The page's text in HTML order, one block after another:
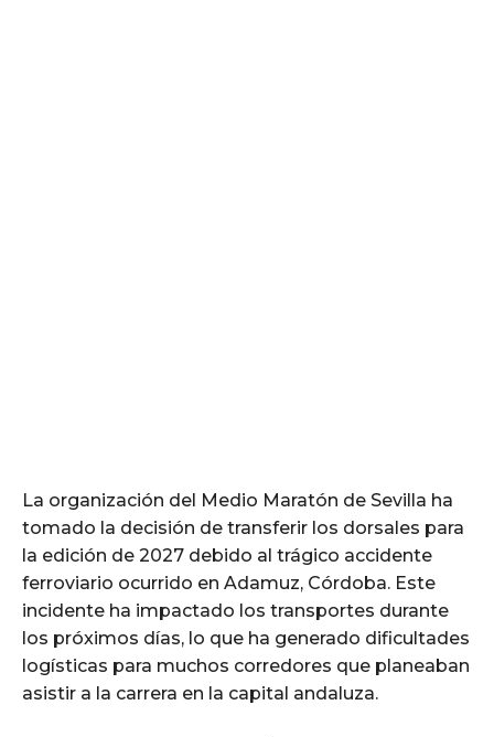
La organización del Medio Maratón de Sevilla ha
tomado la decisión de transferir los dorsales para
la edición de 2027 debido al trágico accidente
ferroviario ocurrido en Adamuz, Córdoba. Este
incidente ha impactado los transportes durante
los próximos días, lo que ha generado dificultades
logísticas para muchos corredores que planeaban
asistir a la carrera en la capital andaluza.